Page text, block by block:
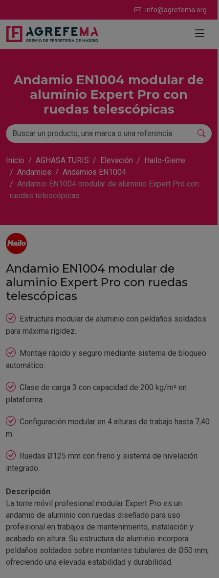
info@agrefema.org
Andamio EN1004 modular de
aluminio Expert Pro con
ruedas telescópicas
Inicio AGHASA TURIS Elevación
Hailo-Gierre
Andamios
Andamios EN1004
Andamio EN1004 modular de aluminio Expert Pro con
ruedas telescópicas
Andamio EN1004 modular de
aluminio Expert Pro con ruedas
telescópicas
Estructura modular de aluminio con peldaños soldados
para máxima rigidez.
Montaje rápido y seguro mediante sistema de bloqueo
automático.
Clase de carga 3 con capacidad de 200 kg/m² en
plataforma.
Configuración modular en 4 alturas de trabajo hasta 7,40
m.
Ruedas Ø125 mm con freno y sistema de nivelación
integrado.
Descripción
La torre móvil profesional modular Expert Pro es un
andamio de aluminio con ruedas diseñado para uso
profesional en trabajos de mantenimiento, instalación y
acabado en altura. Su estructura de aluminio incorpora
peldaños soldados sobre montantes tubulares de Ø50 mm,
ofreciendo una elevada estabilidad y durabilidad.